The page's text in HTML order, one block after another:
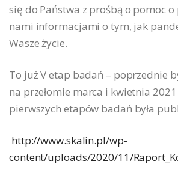
się do Państwa z prośbą o pomoc
nami informacjami o tym, jak
Wasze życie.
To już V etap badań – poprzednie
na przełomie marca i kwietnia
pierwszych etapów badań była
http://www.skalin.pl/wp-
content/uploads/2020/11/